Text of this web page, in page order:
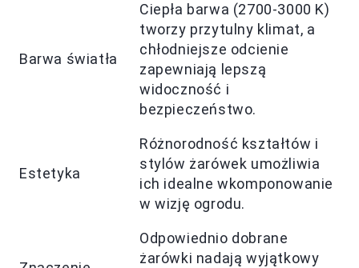
Barwa światła
Ciepła barwa (2700-3000 K)
tworzy przytulny klimat, a
chłodniejsze odcienie
zapewniają lepszą
widoczność i
bezpieczeństwo.
Estetyka
Różnorodność kształtów i
stylów żarówek umożliwia
ich idealne wkomponowanie
w wizję ogrodu.
Odpowiednio dobrane
żarówki nadają wyjątkowy